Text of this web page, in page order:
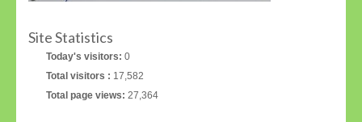
Site Statistics
Today's visitors: 0
Total visitors : 17,582
Total page views: 27,364